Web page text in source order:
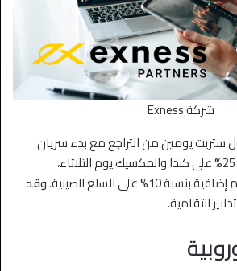
شركة Exness
يومين من التراجع مع بدء سريان
الرسوم الجمركية بنسبة 25% على كندا والمكسيك يوم الثلاثاء،
على السلع الصينية.
وقد
انتقامية.